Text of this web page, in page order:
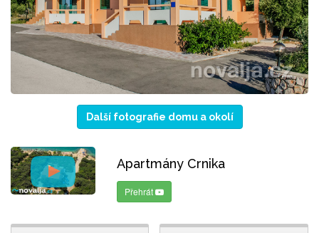
Další fotografie domu a okolí
Apartmány Crnika
Přehrát